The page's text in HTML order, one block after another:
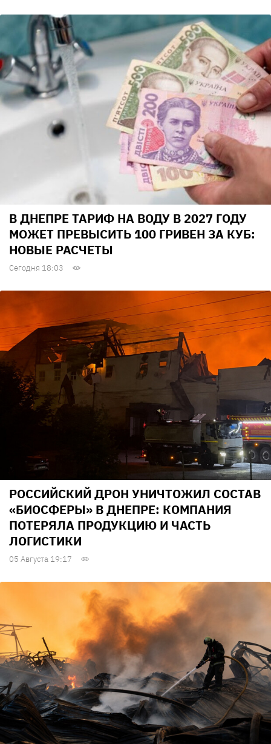
В ДНЕПРЕ ТАРИФ НА ВОДУ В 2027 ГОДУ
МОЖЕТ ПРЕВЫСИТЬ 100 ГРИВЕН ЗА КУБ:
НОВЫЕ РАСЧЕТЫ
Сегодня 18:03
РОССИЙСКИЙ ДРОН УНИЧТОЖИЛ СОСТАВ
«БИОСФЕРЫ» В ДНЕПРЕ: КОМПАНИЯ
ПОТЕРЯЛА ПРОДУКЦИЮ И ЧАСТЬ
ЛОГИСТИКИ
05 Августа 19:17